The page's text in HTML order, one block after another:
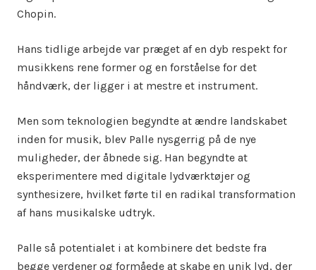
Chopin.
Hans tidlige arbejde var præget af en dyb respekt for
musikkens rene former og en forståelse for det
håndværk, der ligger i at mestre et instrument.
Men som teknologien begyndte at ændre landskabet
inden for musik, blev Palle nysgerrig på de nye
muligheder, der åbnede sig. Han begyndte at
eksperimentere med digitale lydværktøjer og
synthesizere, hvilket førte til en radikal transformation
af hans musikalske udtryk.
Palle så potentialet i at kombinere det bedste fra
begge verdener og formåede at skabe en unik lyd, der